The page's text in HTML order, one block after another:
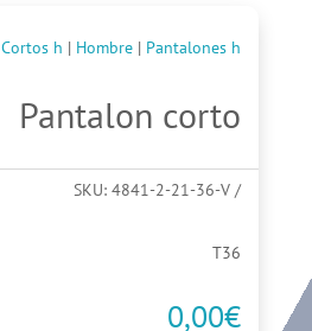
Cortos h | Hombre | Pantalones h
Pantalon corto
SKU:4841-2-21-36-V
T36
0,00€